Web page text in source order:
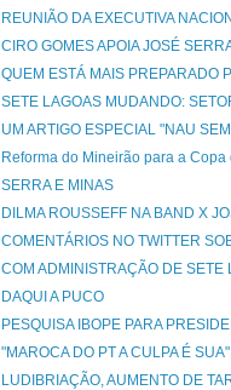
REUNIÃO DA EXECUTIVA
CIRO GOMES APOIA JOSÉ
QUEM ESTÁ MAIS PREPARADO
SETE LAGOAS MUDANDO:
UM ARTIGO ESPECIAL "NAU
Reforma do Mineirão para a
SERRA E MINAS
DILMA ROUSSEFF NA BAND X
COMENTÁRIOS NO TWITTER
COM ADMINISTRAÇÃO DE SETE
DAQUI A PUCO
PESQUISA IBOPE PARA
"MAROCA DO PT A CULPA É
LUDIBRIAÇÃO, AUMENTO DE